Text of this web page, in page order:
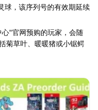
球，该序列号的有效期延续
心"官网预购的玩家，会随
菊草叶、暖暖猪或小锯鳄